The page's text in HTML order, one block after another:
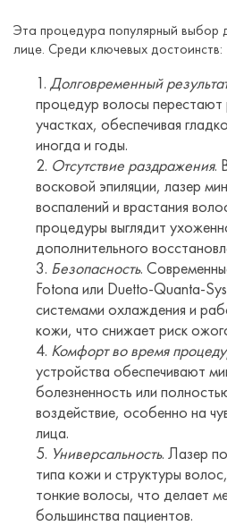
Эта процедура популярный выбор
лице. Среди ключевых достоинств:
Долговременный
процедур волосы
участках, обеспечивая
иногда и годы.
Отсутствие раздражения.
восковой эпиляции, лазер
воспалений и врастания
процедуры выглядит
дополнительного
Безопасность.
Fotona или Duetto-Quanta-
системами охлаждения и
кожи, что снижает риск
Комфорт во время
устройства обеспечивают
болезненность или
воздействие, особенно на
лица.
Универсальность. Лазер
типа кожи и структуры
тонкие волосы, что делает
большинства пациентов.